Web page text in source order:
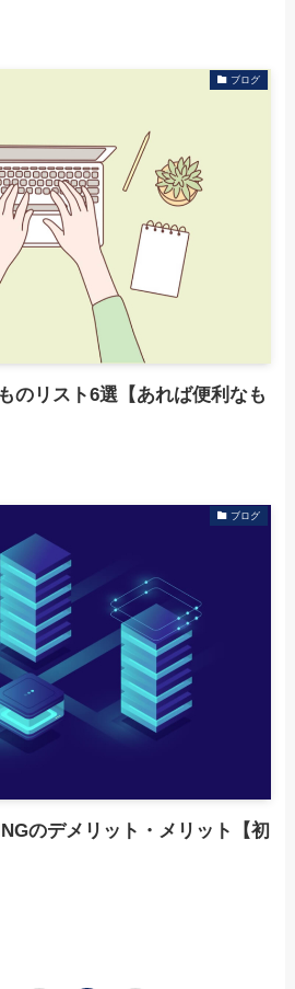
ブログ
のリスト6選【あれば便利なも
ブログ
のデメリット・メリット【初